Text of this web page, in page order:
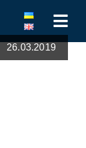
26.03.2019